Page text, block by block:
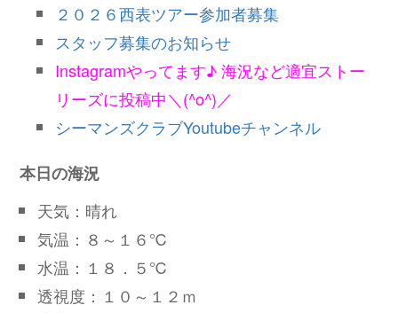
２０２６西表ツアー参加者募集
スタッフ募集のお知らせ
Instagramやってます♪ 海況など適宜ストー
リーズに投稿中＼(^o^)／
シーマンズクラブYoutubeチャンネル
本日の海況
天気：晴れ
気温：８～１６℃
水温：１８．５℃
透視度：１０～１２ｍ